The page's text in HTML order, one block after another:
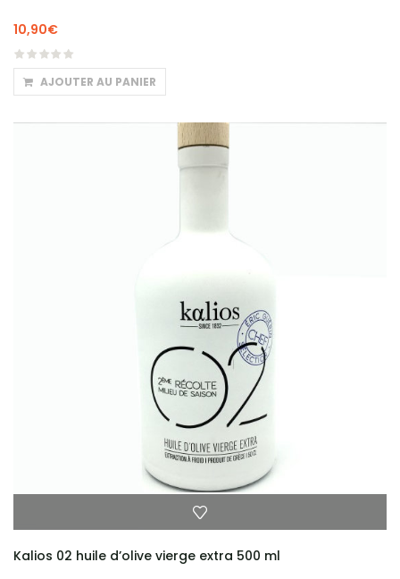
10,90€
AJOUTER AU PANIER
Kalios 02 huile d’olive vierge extra 500 ml